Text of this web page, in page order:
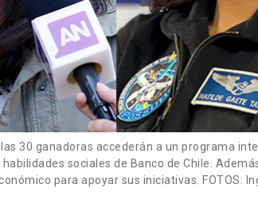
30 ganadoras accederán a un programa
sociales de Banco de Chile.
para apoyar sus iniciativas. FOTOS: